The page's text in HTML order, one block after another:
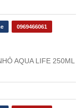
0969466061
AQUA LIFE 250ML